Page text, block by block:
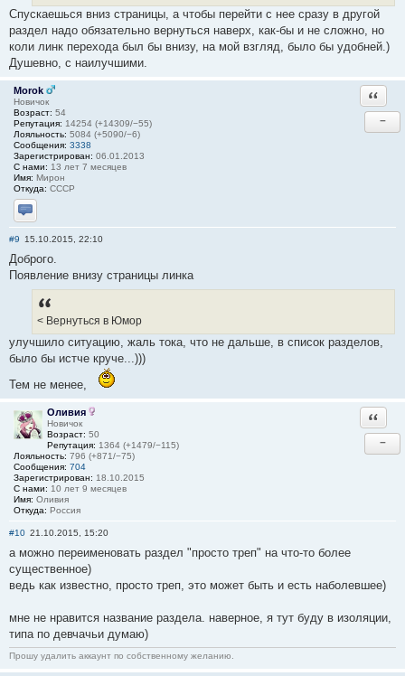
Спускаешься вниз страницы, а чтобы перейти с нее сразу в другой
раздел надо обязательно вернуться наверх, как-бы и не сложно, но
коли линк перехода был бы внизу, на мой взгляд, было бы удобней.)
Душевно, с наилучшими.
Morok
Новичок
Возраст: 54
Репутация: 14254 (+14309/−55)
Лояльность: 5084 (+5090/−6)
Сообщения: 3338
Зарегистрирован: 06.01.2013
С нами: 13 лет 7 месяцев
Имя: Мирон
Откуда: СССР
Отправить личное сообщение
−
#9 15.10.2015, 22:10
Доброго.
Появление внизу страницы линка
< Вернуться в Юмор
улучшило ситуацию, жаль тока, что не дальше, в список разделов,
было бы истче круче...)))
Тем не менее,
Оливия
Новичок
Возраст: 50
Репутация: 1364 (+1479/−115)
Лояльность: 796 (+871/−75)
Сообщения: 704
Зарегистрирован: 18.10.2015
С нами: 10 лет 9 месяцев
Имя: Оливия
Откуда: Россия
−
#10 21.10.2015, 15:20
а можно переименовать раздел "просто треп" на что-то более
существенное)
ведь как известно, просто треп, это может быть и есть наболевшее)
мне не нравится название раздела. наверное, я тут буду в изоляции,
типа по девчачьи думаю)
Прошу удалить аккаунт по собственному желанию.